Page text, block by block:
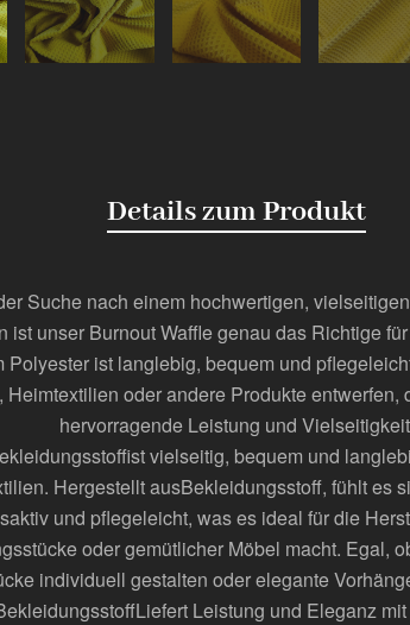
Details zum Produkt
Suche nach einem hochwertigen,
ist unser Burnout Waffle genau das Richtige
Polyester ist langlebig, bequem und
Heimtextilien oder andere Produkte entwerfen,
hervorragende Leistung und
ist vielseitig, bequem und
Hergestellt ausBekleidungsstoff, fühlt es
und pflegeleicht, was es ideal für die
oder gemütlicher Möbel macht. Egal,
individuell gestalten oder elegante
Liefert Leistung und Eleganz